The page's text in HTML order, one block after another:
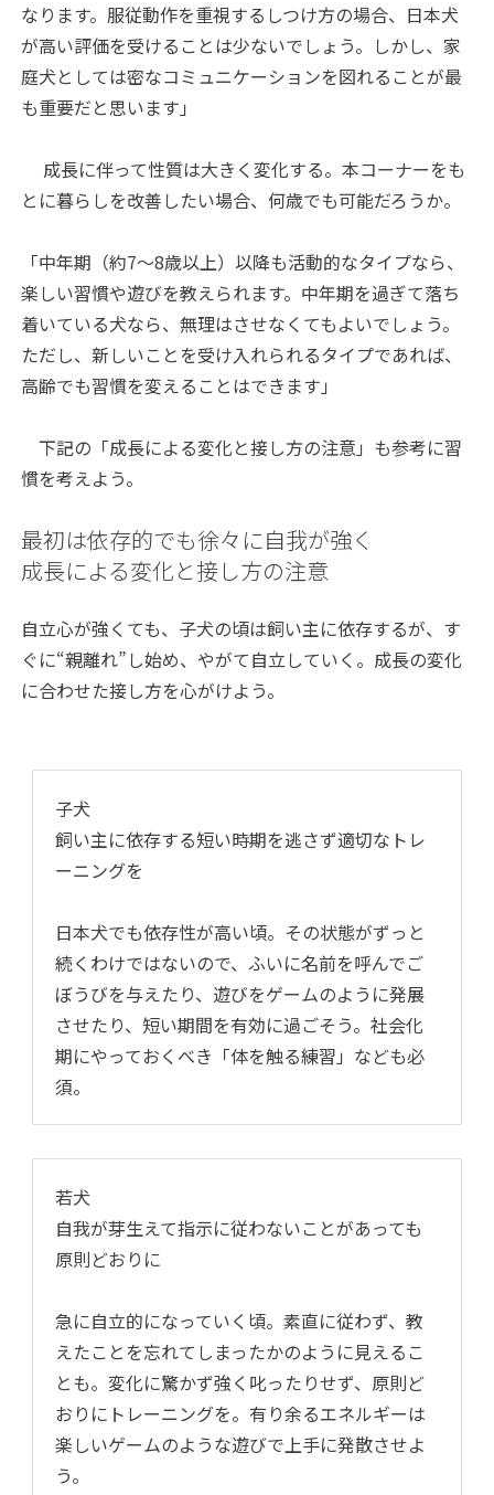
なります。服従動作を重視するしつけ方の場合、日本犬
が高い評価を受けることは少ないでしょう。しかし、家
庭犬としては密なコミュニケーションを図れることが最
も重要だと思います」
成長に伴って性質は大きく変化する。本コーナーをも
とに暮らしを改善したい場合、何歳でも可能だろうか。
「中年期（約7～8歳以上）以降も活動的なタイプなら、
楽しい習慣や遊びを教えられます。中年期を過ぎて落ち
着いている犬なら、無理はさせなくてもよいでしょう。
ただし、新しいことを受け入れられるタイプであれば、
高齢でも習慣を変えることはできます」
下記の「成長による変化と接し方の注意」も参考に習
慣を考えよう。
最初は依存的でも徐々に自我が強く
成長による変化と接し方の注意
自立心が強くても、子犬の頃は飼い主に依存するが、す
ぐに“親離れ”し始め、やがて自立していく。成長の変化
に合わせた接し方を心がけよう。
子犬
飼い主に依存する短い時期を逃さず適切なトレ
ーニングを
日本犬でも依存性が高い頃。その状態がずっと
続くわけではないので、ふいに名前を呼んでご
ぼうびを与えたり、遊びをゲームのように発展
させたり、短い期間を有効に過ごそう。社会化
期にやっておくべき「体を触る練習」なども必
須。
若犬
自我が芽生えて指示に従わないことがあっても
原則どおりに
急に自立的になっていく頃。素直に従わず、教
えたことを忘れてしまったかのように見えるこ
とも。変化に驚かず強く叱ったりせず、原則ど
おりにトレーニングを。有り余るエネルギーは
楽しいゲームのような遊びで上手に発散させよ
う。